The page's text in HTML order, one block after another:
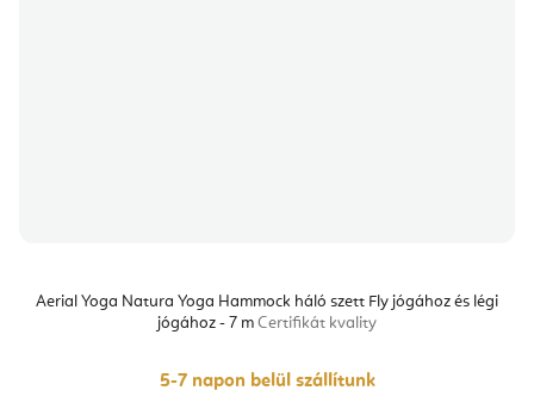
Aerial Yoga Natura Yoga Hammock háló szett Fly jógához és légi
jógához - 7 m Certifikát kvality
5-7 napon belül szállítunk